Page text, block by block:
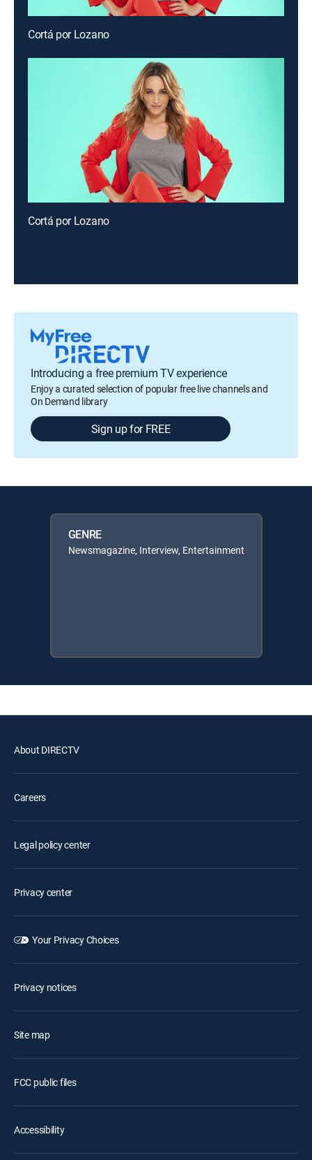
Cortá por Lozano
Cortá por Lozano
Introducing a free premium TV experience
Enjoy a curated selection of popular free live channels and
On Demand library
Sign up for FREE
GENRE
Newsmagazine, Interview, Entertainment
About DIRECTV
Careers
Legal policy center
Privacy center
Your Privacy Choices
Privacy notices
Site map
FCC public files
Accessibility